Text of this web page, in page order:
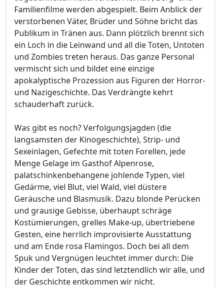
Familienfilme werden abgespielt. Beim Anblick der
verstorbenen Väter, Brüder und Söhne bricht das
Publikum in Tränen aus. Dann plötzlich brennt sich
ein Loch in die Leinwand und all die Toten, Untoten
und Zombies treten heraus. Das ganze Personal
vermischt sich und bildet eine einzige
apokalyptische Prozession aus Figuren der Horror-
und Nazigeschichte. Das Verdrängte kehrt
schauderhaft zurück.
Was gibt es noch? Verfolgungsjagden (die
langsamsten der Kinogeschichte), Strip- und
Sexeinlagen, Gefechte mit toten Forellen, jede
Menge Gelage im Gasthof Alpenrose,
palatschinkenbehangene johlende Typen, viel
Gedärme, viel Blut, viel Wald, viel düstere
Geräusche und Blasmusik. Dazu blonde Perücken
und grausige Gebisse, überhaupt schräge
Kostümierungen, grelles Make-up, übertriebene
Gesten, eine herrlich improvisierte Ausstattung
und am Ende rosa Flamingos. Doch bei all dem
Spuk und Vergnügen leuchtet immer durch: Die
Kinder der Toten, das sind letztendlich wir alle, und
der Geschichte entkommen wir nicht.